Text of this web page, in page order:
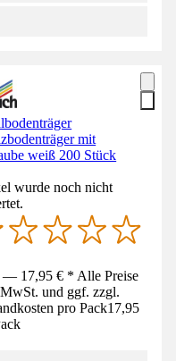
mit
weiß 200 Stück
wurde noch nicht
— 17,95 € * Alle Preise
und ggf. zzgl.
pro Pack17,95